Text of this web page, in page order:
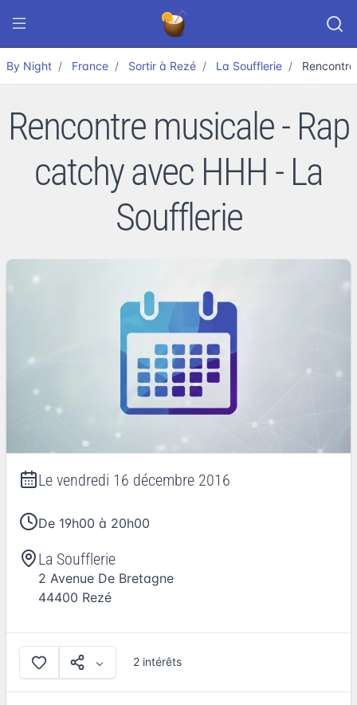
By Night France Sortir à Rezé La Soufflerie
Rencontre musicale - Rap
catchy avec HHH - La
Soufflerie
Le vendredi 16 décembre 2016
De 19h00 à 20h00
La Soufflerie
2 Avenue De Bretagne
44400 Rezé
2 intérêts